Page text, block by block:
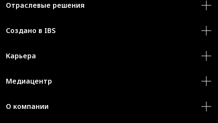
Отраслевые решения
Создано в IBS
Карьера
Медиацентр
О компании